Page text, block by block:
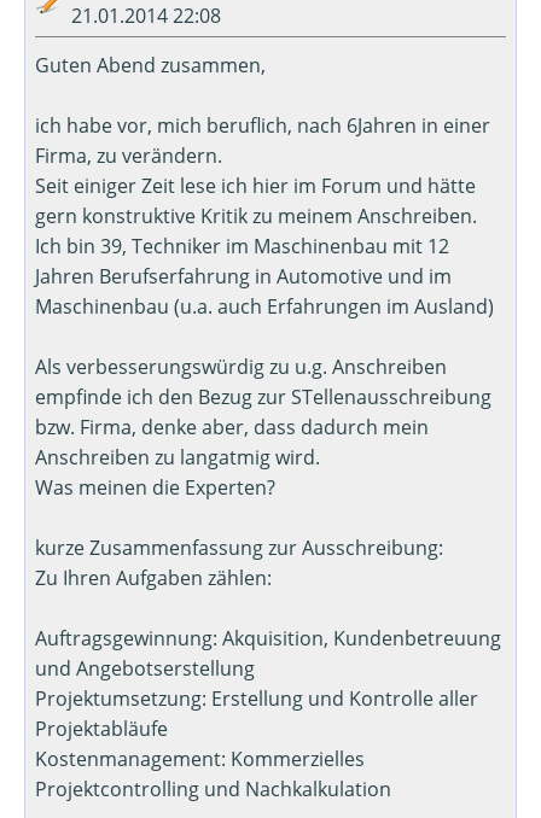
21.01.2014 22:08
Guten Abend zusammen,
ich habe vor, mich beruflich, nach 6Jahren in einer
Firma, zu verändern.
Seit einiger Zeit lese ich hier im Forum und hätte
gern konstruktive Kritik zu meinem Anschreiben.
Ich bin 39, Techniker im Maschinenbau mit 12
Jahren Berufserfahrung in Automotive und im
Maschinenbau (u.a. auch Erfahrungen im Ausland)
Als verbesserungswürdig zu u.g. Anschreiben
empfinde ich den Bezug zur STellenausschreibung
bzw. Firma, denke aber, dass dadurch mein
Anschreiben zu langatmig wird.
Was meinen die Experten?
kurze Zusammenfassung zur Ausschreibung:
Zu Ihren Aufgaben zählen:
Auftragsgewinnung: Akquisition, Kundenbetreuung
und Angebotserstellung
Projektumsetzung: Erstellung und Kontrolle aller
Projektabläufe
Kostenmanagement: Kommerzielles
Projektcontrolling und Nachkalkulation